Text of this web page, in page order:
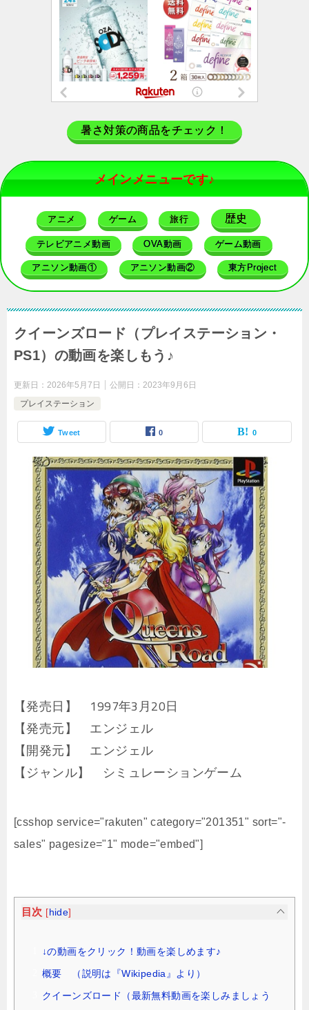
暑さ対策の商品をチェック！
メインメニューです♪
アニメ ゲーム 旅行 歴史
テレビアニメ動画 OVA動画 ゲーム動画
アニソン動画① アニソン動画② 東方Project
クイーンズロード（プレイステーション・
PS1）の動画を楽しもう♪
更新日： 2026年5月7日 公開日： 2023年9月6日
プレイステーション
Tweet 0 0
【発売日】 1997年3月20日
【発売元】 エンジェル
【開発元】 エンジェル
【ジャンル】 シミュレーションゲーム
[csshop service="rakuten" category="201351" sort="-
sales" pagesize="1" mode="embed"]
目次 [ hide]
↓の動画をクリック！動画を楽しめます♪
概要 （説明は『Wikipedia』より）
クイーンズロード（最新無料動画を楽しみましょう